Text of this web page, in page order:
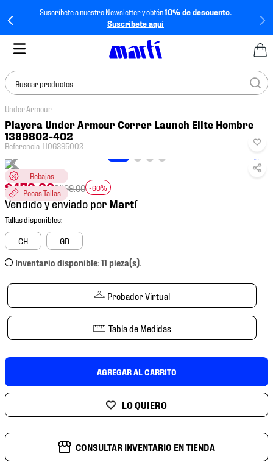
Suscríbete a nuestro Newsletter y obtén10% de descuento.
Suscríbete aquí
Buscar productos
Under Armour
Playera Under Armour Correr Launch Elite Hombre
1389802-402
Referencia:1106295002
Rebajas
Pocas Tallas
$479.60$1199.00 -60%
Vendido y enviado por
CH GD
Inventario disponible: 11 pieza(s).
Probador Virtual
Tabla de Medidas
AGREGAR AL CARRITO
CONSULTAR INVENTARIO EN TIENDA
TÉRMINOS MÁS
BUSCADOS
1.
tenis mujer
2.
tenis hombre
3.
tenis
4
tenis futbol
jersey
6.
mochila
10. tenis nike